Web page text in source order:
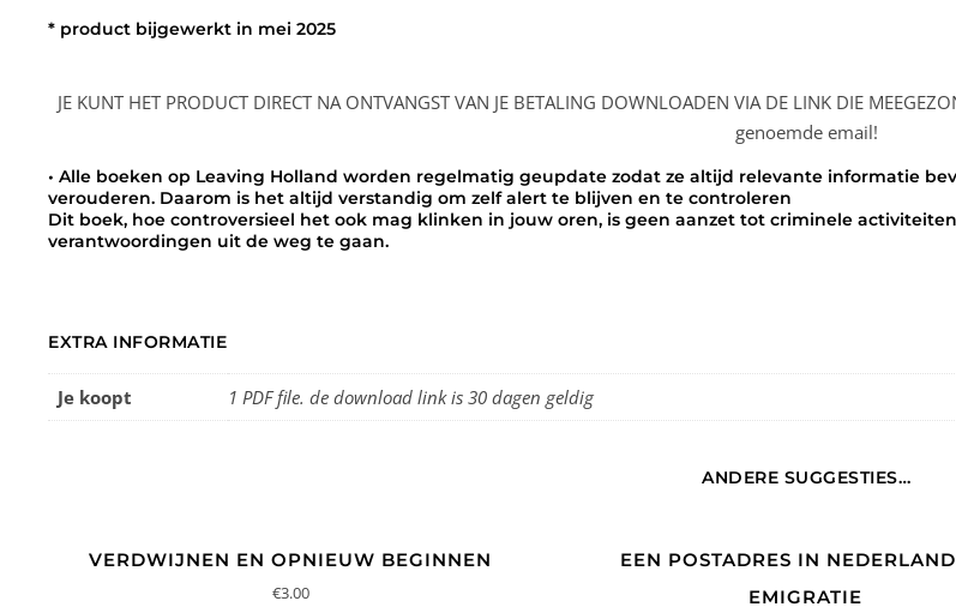
* product bijgewerkt in mei 2025
JE KUNT HET PRODUCT DIRECT NA ONTVANGST VAN JE BETALING DOWNLOADEN VIA DE LINK DIE
genoemde email!
• Alle boeken op Leaving Holland worden regelmatig geupdate zodat ze altijd relevante informatie
verouderen. Daarom is het altijd verstandig om zelf alert te blijven en te controleren
Dit boek, hoe controversieel het ook mag klinken in jouw oren, is geen aanzet tot criminele
verantwoordingen uit de weg te gaan.
EXTRA INFORMATIE
Je koopt 1 PDF file. de download link is 30 dagen geldig
ANDERE SUGGESTIES…
VERDWIJNEN EN OPNIEUW BEGINNEN
€3.00
EEN POSTADRES IN
EMIGRATIE